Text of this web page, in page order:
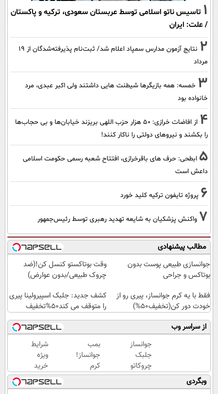
1 تاسیس ناتو اسلامی توسط عربستان سعودی، ترکیه و پاکستان
/ علت: ایران
2
نتایج آزمون مدارس سمپاد اعلام شد/ ثبت‌نام پذیرفته‌شدگان از ۱۹
مرداد
3 خمسه: همه بازیگرها شیطنت هایی داشتند ولی اکبر عبدی، مرد
خانواده بود
4
از افاضات خرازی: ۵۰ هزار حزب اللهی بریزند خیابان‌ها و بی حجاب‌ها
را بکشند و نیرو‌های دولتی را ناکار کنند!
5 ابطحی: حرف های باقرخرازی، افتتاح شعبه رسمی حکومت اسلامی
داعش است
6 پروژه تایفون ترکیه کلید خورد
7 واکنش پزشکیان به شایعه تهدید رهبری توسط رئیس‌جمهور
مطالب پیشنهادی
جوانسازی طبیعی پوست بدون
بوتاکس و جراحی
وقت بوتاکستو کنسل کن!(ضد
چروک طبیعی/بدون عوارض)
فقط با یه کرم جوانساز، پیری رو از
خودت دور کن(تخفیف50%)
کشف جدید: جلبک اسپیرولینا پیری
را متوقف می کند50%تخفیف
از سراسر وب
جوانساز
جلبک
چروکاتو
مثل اتو
صاف
بمب
جوانساز!
کرم
بوتاکس
جلبک
شرایط
ویژه
خرید
کرم
بوتاکس
وبگردی